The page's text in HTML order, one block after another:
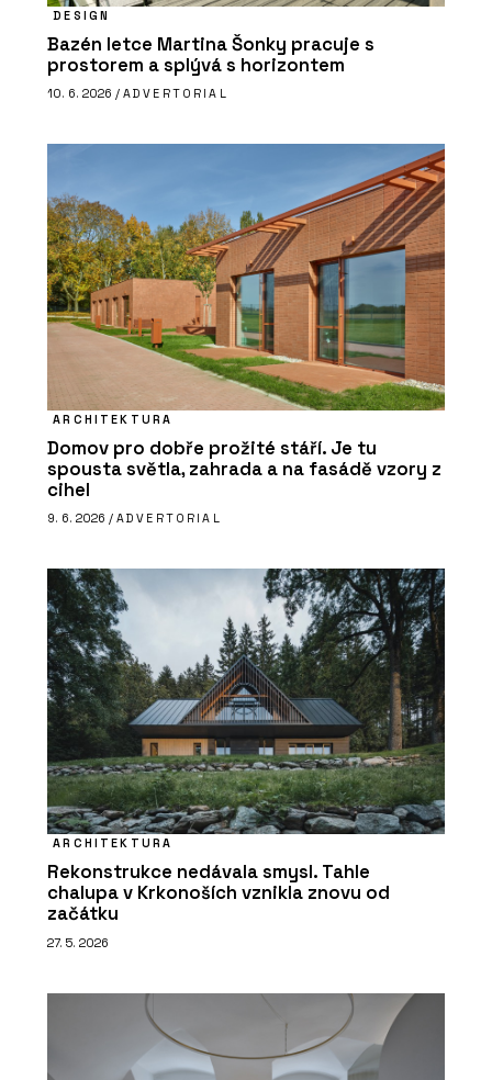
DESIGN
Bazén letce Martina Šonky pracuje s
prostorem a splývá s horizontem
10. 6. 2026 / ADVERTORIAL
ARCHITEKTURA
Domov pro dobře prožité stáří. Je tu
spousta světla, zahrada a na fasádě vzory z
cihel
9. 6. 2026 / ADVERTORIAL
ARCHITEKTURA
Rekonstrukce nedávala smysl. Tahle
chalupa v Krkonoších vznikla znovu od
začátku
27. 5. 2026